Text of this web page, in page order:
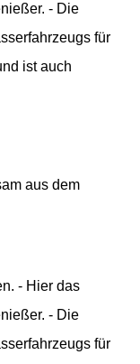
- Die
für
ist auch
aus dem
- Hier das
- Die
für